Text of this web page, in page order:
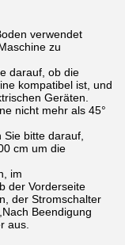
verwendet
zu
darauf, ob die
kompatibel ist, und
Geräten.
nicht mehr als 45°
bitte darauf,
cm um die
im
der Vorderseite
der Stromschalter
Beendigung
aus.